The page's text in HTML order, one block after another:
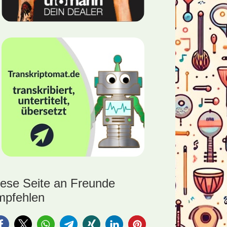
Seite an Freunde